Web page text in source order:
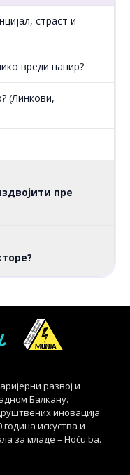
страст и
вреди папир?
(Линкови,
пре
развој и
Балкану.
иновација
искуства и
за младе – Hoću.ba.